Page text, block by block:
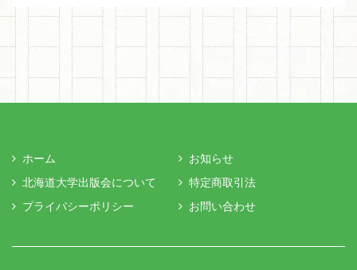
ホーム
お知らせ
北海道大学出版会について
特定商取引法
プライバシーポリシー
お問い合わせ